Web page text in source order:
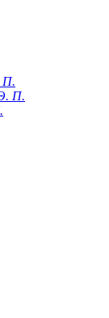
Π.
Θ. Π.